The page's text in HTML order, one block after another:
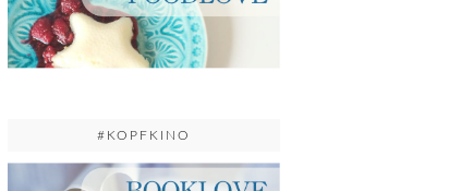
#KOPFKINO